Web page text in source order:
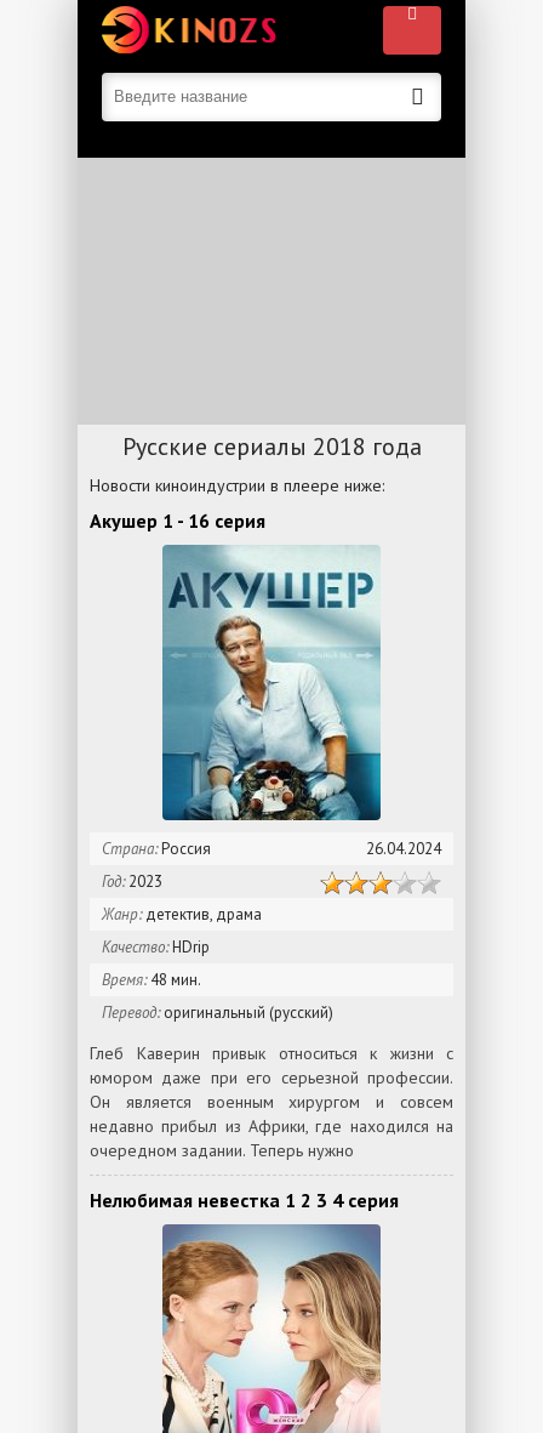
Русские сериалы 2018 года
Новости киноиндустрии в плеере ниже:
Акушер 1 - 16 серия
Страна:Россия
26.04.2024
Год:2023
Жанр:детектив, драма
Качество:HDrip
Время:48 мин.
Перевод:оригинальный (русский)
Глеб Каверин привык относиться к жизни с
юмором даже при его серьезной профессии.
Он является военным хирургом и совсем
недавно прибыл из Африки, где находился на
очередном задании. Теперь нужно
Нелюбимая невестка 1 2 3 4 серия